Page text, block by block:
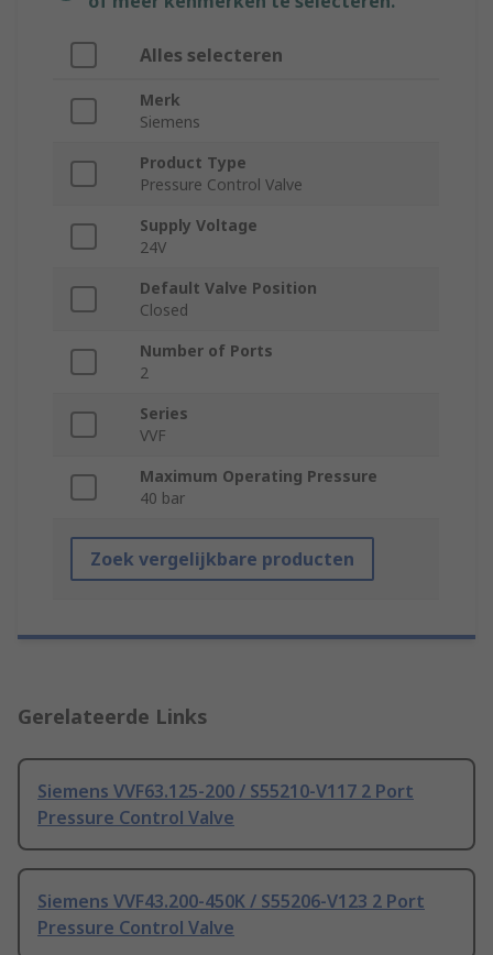
Alles selecteren
Merk
Siemens
Product Type
Pressure Control Valve
Supply Voltage
24V
Default Valve Position
Closed
Number of Ports
2
Series
VVF
Maximum Operating Pressure
40 bar
Zoek vergelijkbare producten
Gerelateerde Links
Siemens VVF63.125-200 / S55210-V117 2 Port
Pressure Control Valve
Siemens VVF43.200-450K / S55206-V123 2 Port
Pressure Control Valve